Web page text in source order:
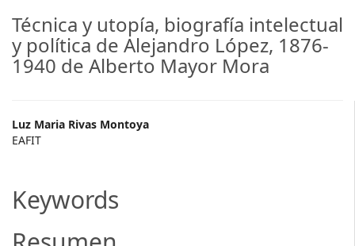
Técnica y utopía, biografía intelectual
y política de Alejandro López, 1876-
1940 de Alberto Mayor Mora
Main
Article
Luz Maria Rivas Montoya
EAFIT
Keywords